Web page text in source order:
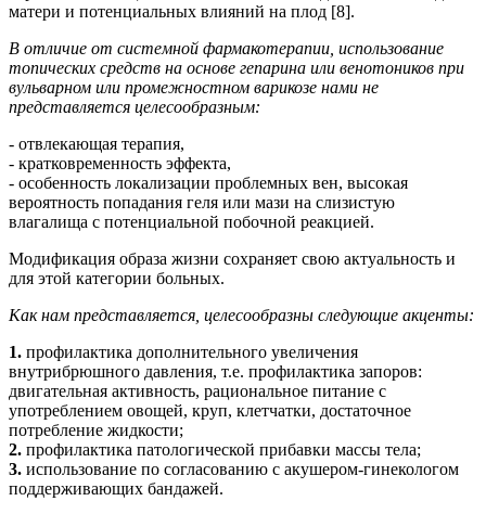
матери и потенциальных влияний на плод [8].
В отличие от системной фармакотерапии, использование
топических средств на основе гепарина или венотоников при
вульварном или промежностном варикозе нами не
представляется целесообразным:
- отвлекающая терапия,
- кратковременность эффекта,
- особенность локализации проблемных вен, высокая
вероятность попадания геля или мази на слизистую
влагалища с потенциальной побочной реакцией.
Модификация образа жизни сохраняет свою актуальность и
для этой категории больных.
Как нам представляется, целесообразны следующие акценты:
1. профилактика дополнительного увеличения
внутрибрюшного давления, т.е. профилактика запоров:
двигательная активность, рациональное питание с
употреблением овощей, круп, клетчатки, достаточное
потребление жидкости;
2. профилактика патологической прибавки массы тела;
3. использование по согласованию с акушером-гинекологом
поддерживающих бандажей.